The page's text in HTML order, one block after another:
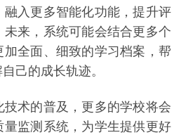
入更多智能化功能，提升评
来，系统可能会结合更多个
全面、细致的学习档案，帮
己的成长轨迹。
术的普及，更多的学校将会
监测系统，为学生提供更好